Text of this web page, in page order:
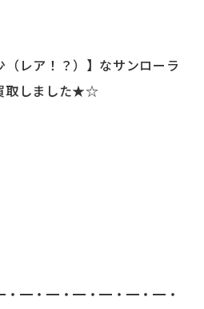
レア！？）】なサンローラ
取しました★☆
━・━・━・━・━・━・